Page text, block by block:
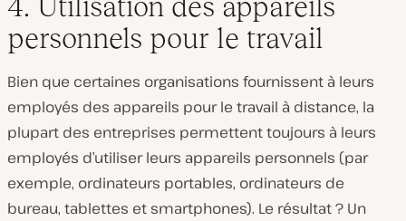
personnels pour le travail
Bien que certaines organisations fournissent à leurs
employés des appareils pour le travail à distance, la
plupart des entreprises permettent toujours à leurs
employés d’utiliser leurs appareils personnels (par
exemple, ordinateurs portables, ordinateurs de
bureau, tablettes et smartphones). Le résultat ? Un